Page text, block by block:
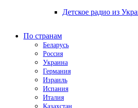
Детское радио из
По странам
Беларусь
Россия
Украина
Германия
Израиль
Испания
Италия
Казахстан